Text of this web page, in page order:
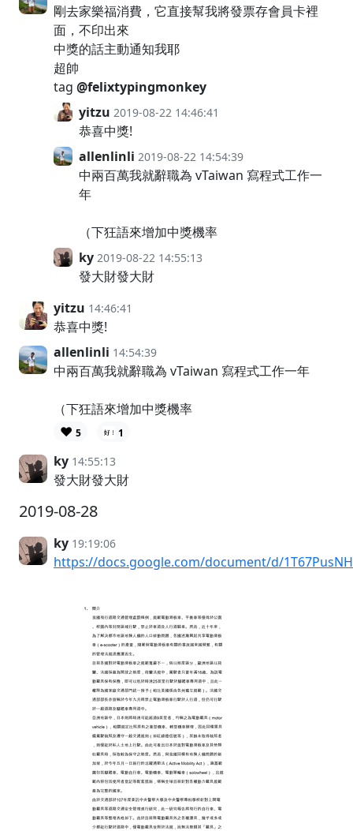
剛去家樂福消費，它直接幫我將發票存會員卡裡
面，不印出來
中獎的話主動通知我耶
超帥
tag @felixtypingmonkey
yitzu 2019-08-22 14:46:41
恭喜中獎!
allenlinli 2019-08-22 14:54:39
中兩百萬我就辭職為 vTaiwan 寫程式工作一
年
（下狂語來增加中獎機率
ky 2019-08-22 14:55:13
發大財發大財
yitzu 14:46:41
恭喜中獎!
allenlinli 14:54:39
中兩百萬我就辭職為 vTaiwan 寫程式工作一年
（下狂語來增加中獎機率
❤️ 5 1
ky 14:55:13
發大財發大財
2019-08-28
ky 19:19:06
https://docs.google.com/document/d/